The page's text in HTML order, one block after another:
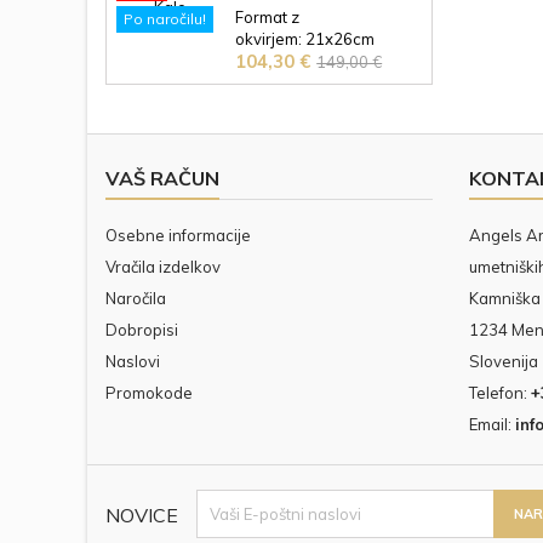
Swarovski® Ob nakupu
slike prejmete certifikat
Angels Art in posvetilo
Po naročilu!
Format z
okvirjem: 21x26cm
Format slike: 14x20 cm
Mešana tehnika Ob
Cena
104,30 € Redna
cena
149,00 €
VAŠ RAČUN
Osebne informacije
Vračila izdelkov
Naročila
Dobropisi
Naslovi
Promokode
Angels
1234
Slovenija
Telefon:
Email:
NOVICE